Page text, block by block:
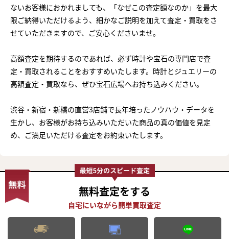
ないお客様におかれましても、「なぜこの査定額なのか」を最大
限ご納得いただけるよう、細かなご説明を加えて査定・買取をさ
せていただきますので、ご安心くださいませ。
高額査定を期待するのであれば、必ず時計や宝石の専門店で査
定・買取されることをおすすめいたします。時計とジュエリーの
高額査定・買取なら、ぜひ宝石広場へお持ち込みください。
渋谷・新宿・新橋の直営3店舗で長年培ったノウハウ・データを
生かし、お客様がお持ち込みいただいた商品の真の価値を見定
め、ご満足いただける査定をお約束いたします。
無料査定をする
かんたん30秒でお試し査定